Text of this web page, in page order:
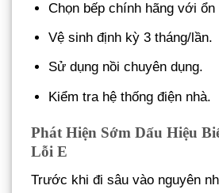
Chọn bếp chính hãng với
Vệ sinh định kỳ 3 tháng/lần.
Sử dụng nồi chuyên dụng.
Kiểm tra hệ thống điện nhà.
Phát Hiện Sớm Dấu Hiệu
Lỗi E
Trước khi đi sâu vào nguyên